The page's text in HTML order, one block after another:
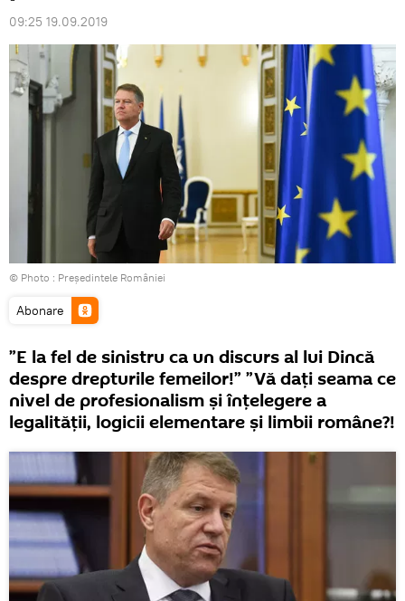
09:25 19.09.2019
© Photo : Președintele României
Abonare
”E la fel de sinistru ca un discurs al lui Dincă
despre drepturile femeilor!” ”Vă daţi seama ce
nivel de profesionalism şi înţelegere a
legalităţii, logicii elementare şi limbii române?!